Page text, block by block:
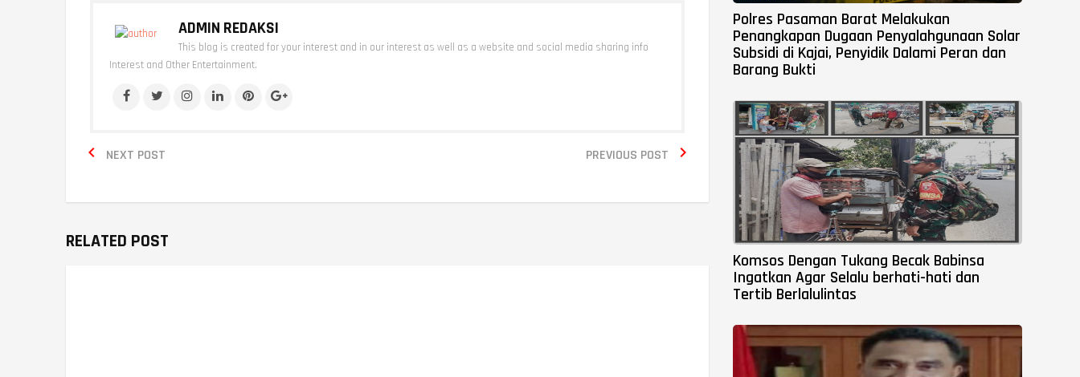
ADMIN REDAKSI
This blog is created for your interest and in our interest as well as a website and social media sharing info
Interest and Other Entertainment.
NEXT POST
 PREVIOUS POST 
RELATED POST
Polres Pasaman Barat Melakukan
Penangkapan Dugaan Penyalahgunaan Solar
Subsidi di Kajai, Penyidik Dalami Peran dan
Barang Bukti
Komsos Dengan Tukang Becak Babinsa
Ingatkan Agar Selalu berhati-hati dan
Tertib Berlalulintas